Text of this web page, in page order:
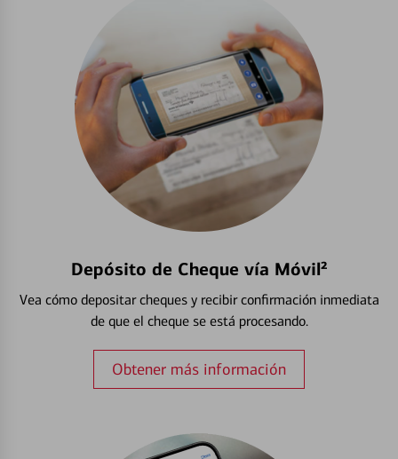
Depósito de Cheque vía Móvil²
Vea cómo depositar cheques y recibir confirmación inmediata
de que el cheque se está procesando.
Obtener más información